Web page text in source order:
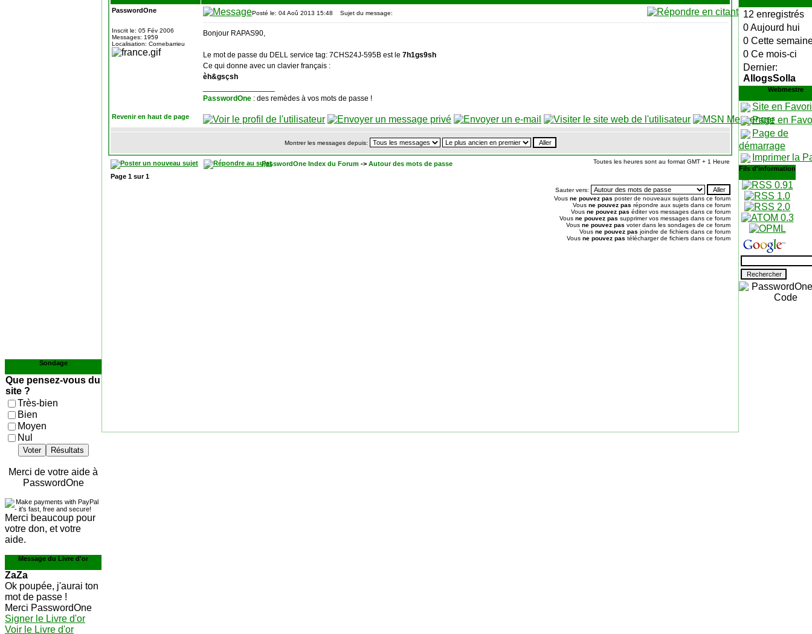
Sondage
Que pensez-vous du
site ?
Très-bien
Bien
Moyen
Nul
Voter Résultats
Merci de votre aide à
PasswordOne
Merci beaucoup pour
votre don, et votre
aide.
Message du Livre d'or
ZaZa
Ok poupée, j'aurai ton
mot de passe !
Merci PasswordOne
Signer le Livre d'or
Voir le Livre d'or
PasswordOne
Inscrit le: 05 Fév 2006
Messages: 1959
Localisation: Cornebarrieu
Posté le: 04 Aoû 2013 15:48 Sujet du message:
Bonjour RAPAS90,
Le mot de passe du DELL service tag: 7CHS24J-595B est le 7h1gs9sh
Ce qui donne avec un clavier français :
èh&gsçsh
PasswordOne : des remèdes à vos mots de passe !
Revenir en haut de page
Montrer les messages depuis:
PasswordOne Index du Forum -> Autour des mots de passe Toutes les heures sont au format GMT + 1 Heure
Page 1 sur1
Sauter vers:
Vous ne pouvez pas poster de nouveaux sujets dans ce forum
Vous ne pouvez pas répondre aux sujets dans ce forum
Vous ne pouvez pas éditer vos messages dans ce forum
Vous ne pouvez pas supprimer vos messages dans ce forum
Vous ne pouvez pas voter dans les sondages de ce forum
Vous ne pouvez pas joindre de fichiers dans ce forum
Vous ne pouvez pas télécharger de fichiers dans ce forum
12 enregistrés
0 Aujourd hui
0 Cette
0 Ce mois-ci
Dernier:
AllogsSolla
Webmestre
Site en
Page en
Page de
démarrage
Imprimer la
Fils d'information